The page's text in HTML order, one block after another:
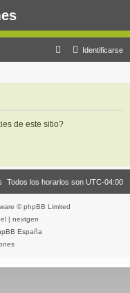
Identificarse
s
de este sitio?
Todos los horarios son UTC-04:00
© phpBB Limited
| nextgen
España